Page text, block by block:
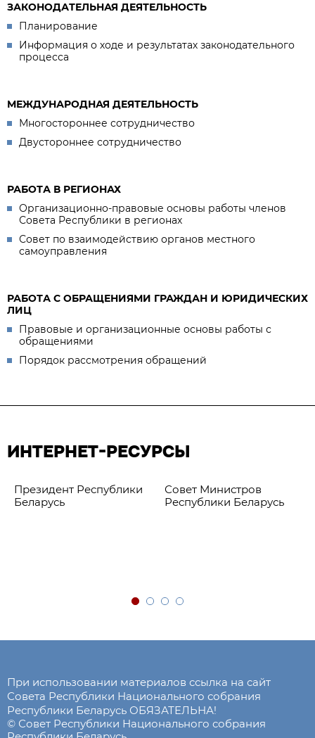
ЗАКОНОДАТЕЛЬНАЯ ДЕЯТЕЛЬНОСТЬ
Планирование
Информация о ходе и результатах законодательного
процесса
МЕЖДУНАРОДНАЯ ДЕЯТЕЛЬНОСТЬ
Многостороннее сотрудничество
Двустороннее сотрудничество
РАБОТА В РЕГИОНАХ
Организационно-правовые основы работы членов
Совета Республики в регионах
Совет по взаимодействию органов местного
самоуправления
РАБОТА С ОБРАЩЕНИЯМИ ГРАЖДАН И ЮРИДИЧЕСКИХ
ЛИЦ
Правовые и организационные основы работы с
обращениями
Порядок рассмотрения обращений
ИНТЕРНЕТ-РЕСУРСЫ
Президент Республики
Беларусь
Совет Министров
Республики Беларусь
При использовании материалов ссылка на сайт
Совета Республики Национального собрания
Республики Беларусь ОБЯЗАТЕЛЬНА!
© Совет Республики Национального собрания